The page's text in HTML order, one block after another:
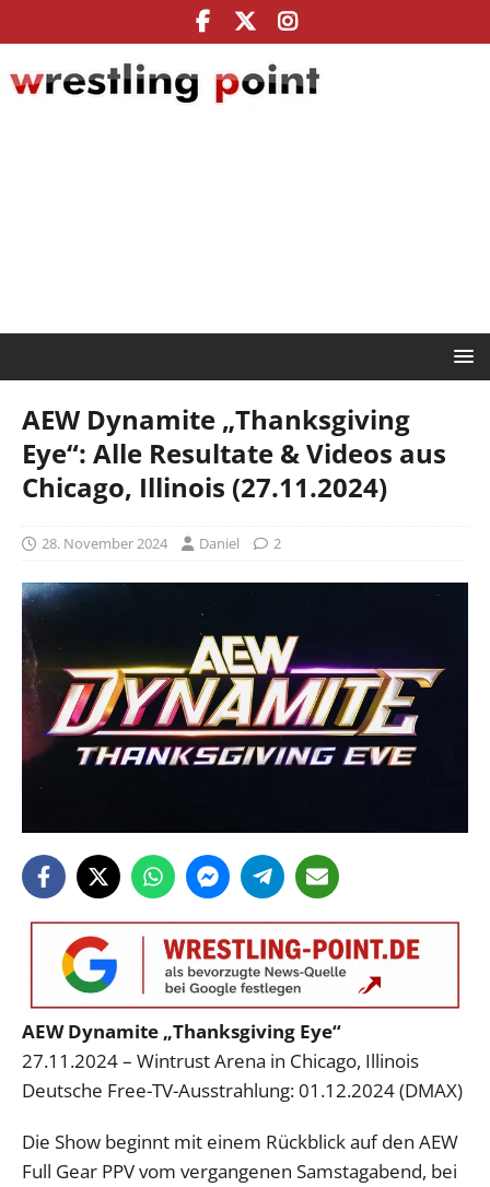
AEW Dynamite „Thanksgiving
Eye“: Alle Resultate & Videos aus
Chicago, Illinois (27.11.2024)
28. November 2024 Daniel 2
AEW Dynamite „Thanksgiving Eye“
27.11.2024 – Wintrust Arena in Chicago, Illinois
Deutsche Free-TV-Ausstrahlung: 01.12.2024 (DMAX)
Die Show beginnt mit einem Rückblick auf den AEW
Full Gear PPV vom vergangenen Samstagabend, bei